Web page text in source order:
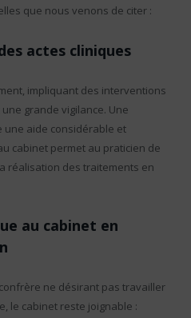
que nous venons de citer :
actes cliniques
impliquant des interventions
grande vigilance. Une
aide considérable et
cabinet permet au praticien de
réalisation des traitements en
au cabinet en
ne désirant pas travailler
le cabinet reste joignable :